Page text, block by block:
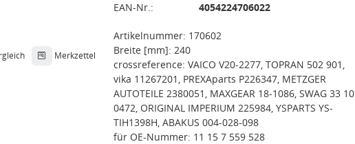
Merkzettel
EAN-Nr.:
4054224706022
Artikelnummer: 170602
Breite [mm]: 240
crossreference: VAICO V20-2277, TOPRAN 502 901,
vika 11267201, PREXAparts P226347, METZGER
AUTOTEILE 2380051, MAXGEAR 18-1086, SWAG 33 10
0472, ORIGINAL IMPERIUM 225984, YSPARTS YS-
TIH1398H, ABAKUS 004-028-098
für OE-Nummer: 11 15 7 559 528